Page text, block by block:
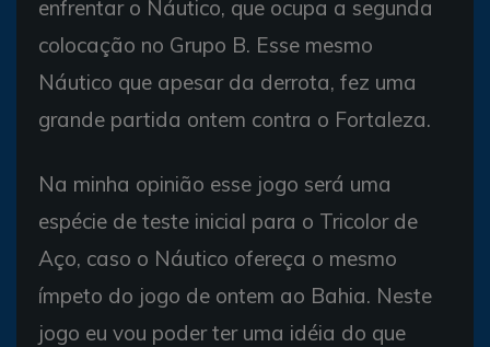
enfrentar o Náutico, que ocupa a segunda
colocação no Grupo B. Esse mesmo
Náutico que apesar da derrota, fez uma
grande partida ontem contra o Fortaleza.
Na minha opinião esse jogo será uma
espécie de teste inicial para o Tricolor de
Aço, caso o Náutico ofereça o mesmo
ímpeto do jogo de ontem ao Bahia. Neste
jogo eu vou poder ter uma idéia do que